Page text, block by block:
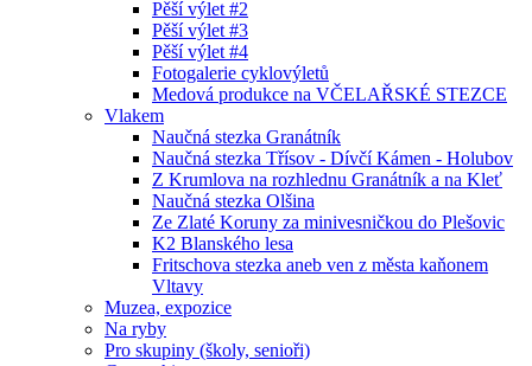
Pěší výlet #2
Pěší výlet #3
Pěší výlet #4
Fotogalerie cyklovýletů
Medová produkce na VČELAŘSKÉ STEZCE
Vlakem
Naučná stezka Granátník
Naučná stezka Třísov - Dívčí Kámen - Holubov
Z Krumlova na rozhlednu Granátník a na Kleť
Naučná stezka Olšina
Ze Zlaté Koruny za minivesničkou do Plešovic
K2 Blanského lesa
Fritschova stezka aneb ven z města kaňonem
Vltavy
Muzea, expozice
Na ryby
Pro skupiny (školy, senioři)